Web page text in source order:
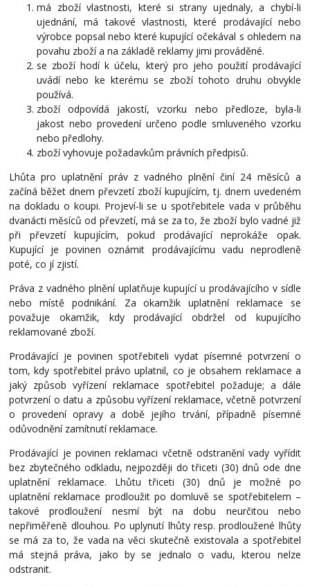
má zboží vlastnosti, které si strany ujednaly, a chybí-li
ujednání, má takové vlastnosti, které prodávající nebo
výrobce popsal nebo které kupující očekával s ohledem na
povahu zboží a na základě reklamy jimi prováděné.
se zboží hodí k účelu, který pro jeho použití prodávající
uvádí nebo ke kterému se zboží tohoto druhu obvykle
používá.
zboží odpovídá jakostí, vzorku nebo předloze, byla-li
jakost nebo provedení určeno podle smluveného vzorku
nebo předlohy.
zboží vyhovuje požadavkům právních předpisů.
Lhůta pro uplatnění práv z vadného plnění činí 24 měsíců a
začíná běžet dnem převzetí zboží kupujícím, tj. dnem uvedeném
na dokladu o koupi. Projeví-li se u spotřebitele vada v průběhu
dvanácti měsíců od převzetí, má se za to, že zboží bylo vadné již
při převzetí kupujícím, pokud prodávající neprokáže opak.
Kupující je povinen oznámit prodávajícímu vadu neprodleně
poté, co jí zjistí.
Práva z vadného plnění uplatňuje kupující u prodávajícího v sídle
nebo místě podnikání. Za okamžik uplatnění reklamace se
považuje okamžik, kdy prodávající obdržel od kupujícího
reklamované zboží.
Prodávající je povinen spotřebiteli vydat písemné potvrzení o
tom, kdy spotřebitel právo uplatnil, co je obsahem reklamace a
jaký způsob vyřízení reklamace spotřebitel požaduje; a dále
potvrzení o datu a způsobu vyřízení reklamace, včetně potvrzení
o provedení opravy a době jejího trvání, případně písemné
odůvodnění zamítnutí reklamace.
Prodávající je povinen reklamaci včetně odstranění vady vyřídit
bez zbytečného odkladu, nejpozději do třiceti (30) dnů ode dne
uplatnění reklamace. Lhůtu třiceti (30) dnů je možné po
uplatnění reklamace prodloužit po domluvě se spotřebitelem –
takové prodloužení nesmí být na dobu neurčitou nebo
nepřiměřeně dlouhou. Po uplynutí lhůty resp. prodloužené lhůty
se má za to, že vada na věci skutečně existovala a spotřebitel
má stejná práva, jako by se jednalo o vadu, kterou nelze
odstranit.